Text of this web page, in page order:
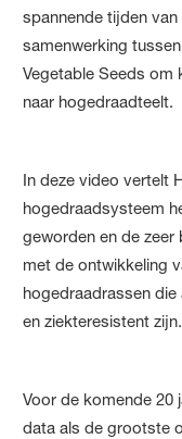
spannende tijden
samenwerking
Vegetable Seeds om
naar hogedraadteelt.
In deze video vertelt
hogedraadsysteem
geworden en de zeer
met de ontwikkeling
hogedraadrassen
en ziekteresistent zijn.
Voor de komende 20
data als de grootste